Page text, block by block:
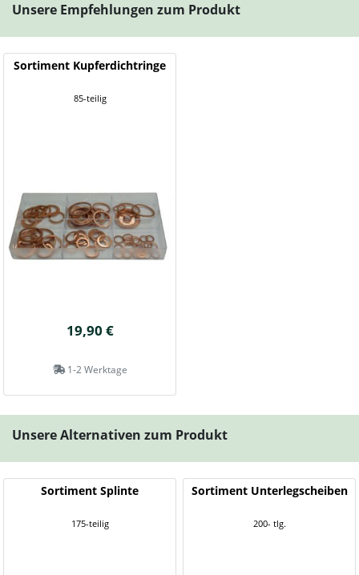
Unsere Empfehlungen zum Produkt
Sortiment Kupferdichtringe
85-teilig
19,90 €
1-2 Werktage
Unsere Alternativen zum Produkt
Sortiment Splinte
175-teilig
Sortiment Unterlegscheiben
200- tlg.